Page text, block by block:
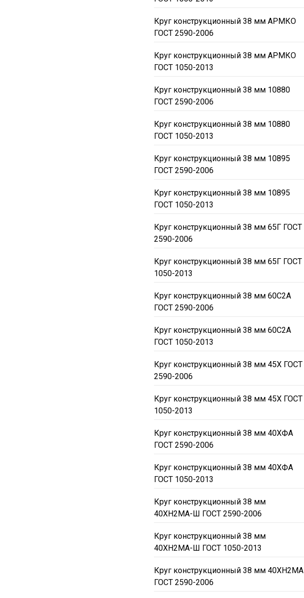
Круг конструкционный 38 мм АРМКО
ГОСТ 2590-2006
Круг конструкционный 38 мм АРМКО
ГОСТ 1050-2013
Круг конструкционный 38 мм 10880
ГОСТ 2590-2006
Круг конструкционный 38 мм 10880
ГОСТ 1050-2013
Круг конструкционный 38 мм 10895
ГОСТ 2590-2006
Круг конструкционный 38 мм 10895
ГОСТ 1050-2013
Круг конструкционный 38 мм 65Г ГОСТ
2590-2006
Круг конструкционный 38 мм 65Г ГОСТ
1050-2013
Круг конструкционный 38 мм 60С2А
ГОСТ 2590-2006
Круг конструкционный 38 мм 60С2А
ГОСТ 1050-2013
Круг конструкционный 38 мм 45Х ГОСТ
2590-2006
Круг конструкционный 38 мм 45Х ГОСТ
1050-2013
Круг конструкционный 38 мм 40ХФА
ГОСТ 2590-2006
Круг конструкционный 38 мм 40ХФА
ГОСТ 1050-2013
Круг конструкционный 38 мм
40ХН2МА-Ш ГОСТ 2590-2006
Круг конструкционный 38 мм
40ХН2МА-Ш ГОСТ 1050-2013
Круг конструкционный 38 мм 40ХН2МА
ГОСТ 2590-2006